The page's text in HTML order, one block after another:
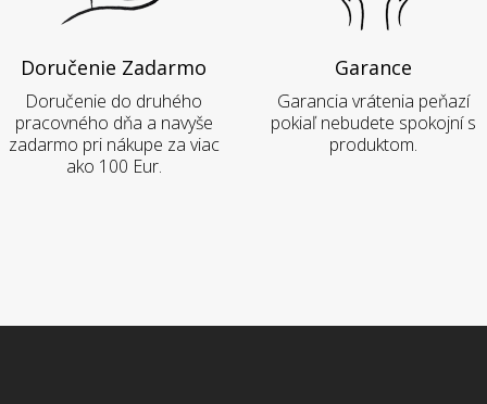
Doručenie Zadarmo
Doručenie do druhého
pracovného dňa a navyše
zadarmo pri nákupe za viac
ako 100 Eur.
Garance
Garancia vrátenia peňazí
pokiaľ nebudete spokojní s
produktom.